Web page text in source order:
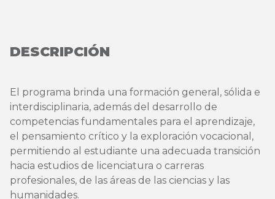
DESCRIPCIÓN
El programa brinda una formación general, sólida e
interdisciplinaria, además del desarrollo de
competencias fundamentales para el aprendizaje,
el pensamiento crítico y la exploración vocacional,
permitiendo al estudiante una adecuada transición
hacia estudios de licenciatura o carreras
profesionales, de las áreas de las ciencias y las
humanidades.